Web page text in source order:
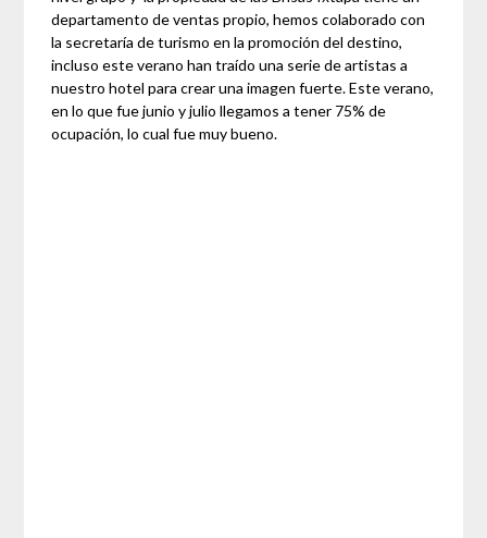
departamento de ventas propio, hemos colaborado con
la secretaría de turismo en la promoción del destino,
incluso este verano han traído una serie de artistas a
nuestro hotel para crear una imagen fuerte. Este verano,
en lo que fue junio y julio llegamos a tener 75% de
ocupación, lo cual fue muy bueno.